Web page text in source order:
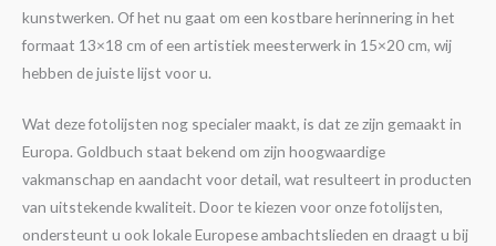
kunstwerken. Of het nu gaat om een kostbare herinnering in het
formaat 13×18 cm of een artistiek meesterwerk in 15×20 cm, wij
hebben de juiste lijst voor u.
Wat deze fotolijsten nog specialer maakt, is dat ze zijn gemaakt in
Europa. Goldbuch staat bekend om zijn hoogwaardige
vakmanschap en aandacht voor detail, wat resulteert in producten
van uitstekende kwaliteit. Door te kiezen voor onze fotolijsten,
ondersteunt u ook lokale Europese ambachtslieden en draagt u bij